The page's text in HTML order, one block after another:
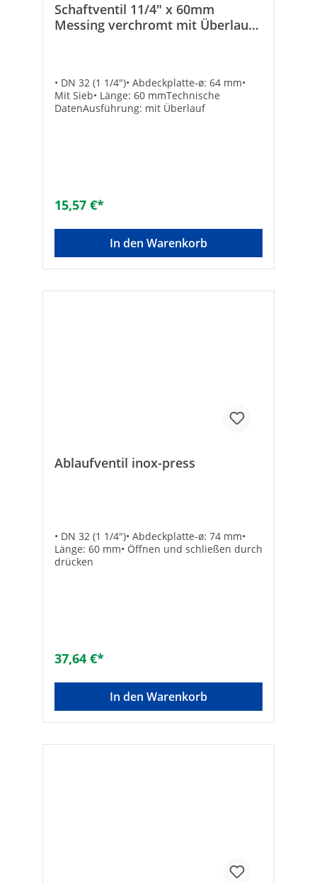
Schaftventil 11/4" x 60mm
Messing verchromt mit Überlauf
• DN 32 (1 1/4")• Abdeckplatte-ø: 64 mm•
Mit Sieb• Länge: 60 mmTechnische
DatenAusführung: mit Überlauf
15,57 €*
In den Warenkorb
Ablaufventil inox-press
• DN 32 (1 1/4")• Abdeckplatte-ø: 74 mm•
Länge: 60 mm• Öffnen und schließen durch
drücken
37,64 €*
In den Warenkorb